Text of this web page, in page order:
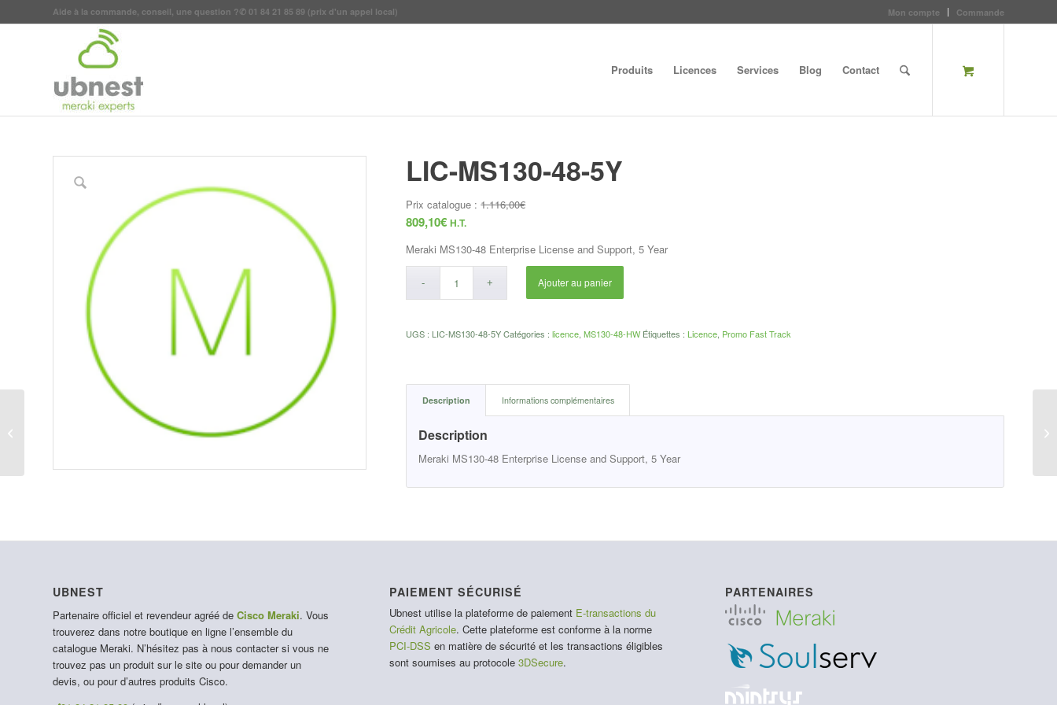
Mon compte Commande
Aide à la commande, conseil, une question ?✆ 01 84 21 85 89 (prix d'un appel local)
Produits Licences Services Blog Contact
LIC-MS130-48-5Y
Prix catalogue :1.116,00€
809,10€ H.T.
Meraki MS130-48 Enterprise License and Support, 5 Year
Ajouter au panier
UGS : LIC-MS130-48-5Y Catégories :licence ,MS130-48-HW Étiquettes : Licence Promo Fast Track
Description Informations complémentaires
Description
Meraki MS130-48 Enterprise License and Support, 5 Year
UBNEST
Partenaire officiel et revendeur agréé de Cisco Meraki. Vous
trouverez dans notre boutique en ligne l’ensemble du
catalogue Meraki. N’hésitez pas à nous contacter si vous ne
trouvez pas un produit sur le site ou pour demander un
devis, ou pour d’autres produits Cisco.
PAIEMENT SÉCURISÉ
Ubnest utilise la plateforme de paiement E-transactions du
Crédit Agricole. Cette plateforme est conforme à la norme
PCI-DSS en matière de sécurité et les transactions éligibles
sont soumises au protocole 3DSecure.
PARTENAIRES